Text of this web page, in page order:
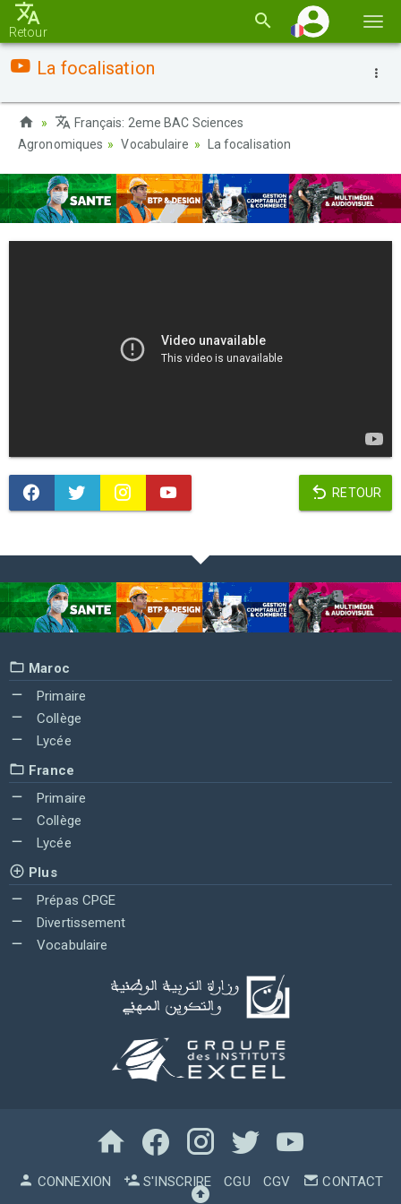
la
Retour
La focalisation
Français: 2eme BAC Sciences
Agronomiques
Vocabulaire La focalisation
RETOUR
Maroc
Primaire
Collège
Lycée
France
Primaire
Collège
Lycée
Plus
Prépas CPGE
Divertissement
Vocabulaire
CONNEXION S'INSCRIRE CGU CGV CONTACT